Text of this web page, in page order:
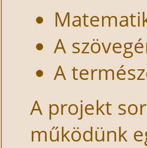
A
A
A projekt
működünk